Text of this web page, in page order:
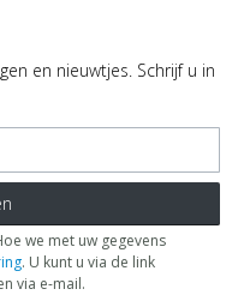
en nieuwtjes. Schrijf u in
we met uw gegevens
. U kunt u via de link
via e-mail.